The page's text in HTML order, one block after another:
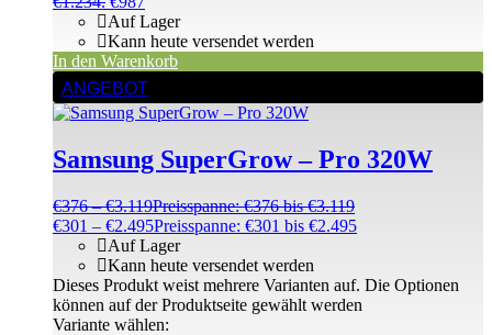
Auf Lager
Kann heute versendet werden
In den Warenkorb
ANGEBOT
Samsung SuperGrow – Pro 320W
€376 –€3.119Preisspanne: €376 bis €3.119
€301 – €2.495Preisspanne: €301 bis €2.495
Auf Lager
Kann heute versendet werden
Variante wählen:
Dieses Produkt weist mehrere Varianten auf. Die Optionen
können auf der Produktseite gewählt werden